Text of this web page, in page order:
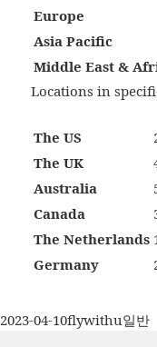
Europe
Asia Pacific
Middle East &
Locations in
The US
The UK
Australia
Canada
The Netherlands
Germany
작
2023-04-10글
flywithu카
일반